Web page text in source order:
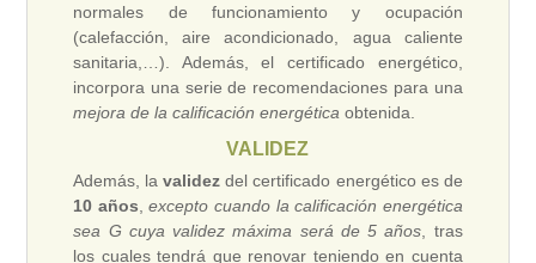
normales de funcionamiento y ocupación
(calefacción, aire acondicionado, agua caliente
sanitaria,…). Además, el certificado energético,
incorpora una serie de recomendaciones para una
mejora de la calificación energética obtenida.
VALIDEZ
Además, lavalidez del certificado energético es de
10 años ,excepto cuando la calificación energética
sea G cuya validez máxima será de 5 años , tras
los cuales tendrá que renovar teniendo en cuenta